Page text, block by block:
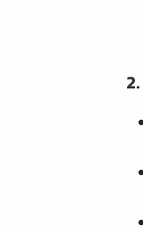
2.